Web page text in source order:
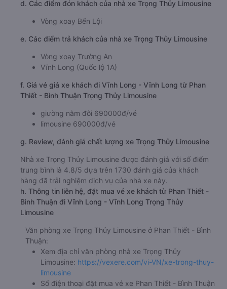
d. Các điểm đón khách của nhà xe Trọng Thủy Limousine
Vòng xoay Bến Lội
e. Các điểm trả khách của nhà xe Trọng Thủy Limousine
Vòng xoay Trường An
Vĩnh Long (Quốc lộ 1A)
f. Giá vé giá xe khách đi Vĩnh Long - Vĩnh Long từ Phan
Thiết - Bình Thuận Trọng Thủy Limousine
giường nằm đôi 690000đ/vé
limousine 690000đ/vé
g. Review, đánh giá chất lượng xe Trọng Thủy Limousine
Nhà xe Trọng Thủy Limousine được đánh giá với số điểm
trung bình là 4.8/5 dựa trên 1730 đánh giá của khách
hàng đã trải nghiệm dịch vụ của nhà xe này.
h. Thông tin liên hệ, đặt mua vé xe khách từ Phan Thiết -
Bình Thuận đi Vĩnh Long - Vĩnh Long Trọng Thủy
Limousine
Văn phòng xe Trọng Thủy Limousine ở Phan Thiết - Bình
Thuận:
Xem địa chỉ văn phòng nhà xe Trọng Thủy
Limousine: https://vexere.com/vi-VN/xe-trong-thuy-
limousine
Số điện thoại đặt mua vé xe Phan Thiết - Bình Thuận